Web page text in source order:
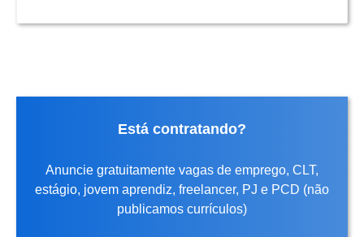
Está contratando?
Anuncie gratuitamente vagas de emprego, CLT,
estágio, jovem aprendiz, freelancer, PJ e PCD (não
publicamos currículos)